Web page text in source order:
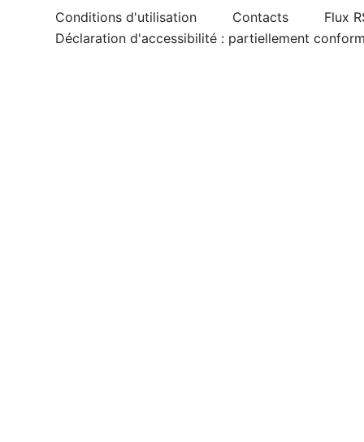
Conditions d'utilisation Contacts
Flux
Déclaration d'accessibilité : partiellement